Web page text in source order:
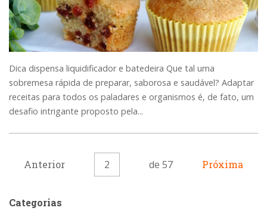
Dica dispensa liquidificador e batedeira Que tal uma
sobremesa rápida de preparar, saborosa e saudável? Adaptar
receitas para todos os paladares e organismos é, de fato, um
desafio intrigante proposto pela...
Anterior 2 de 57 Próxima
Categorias